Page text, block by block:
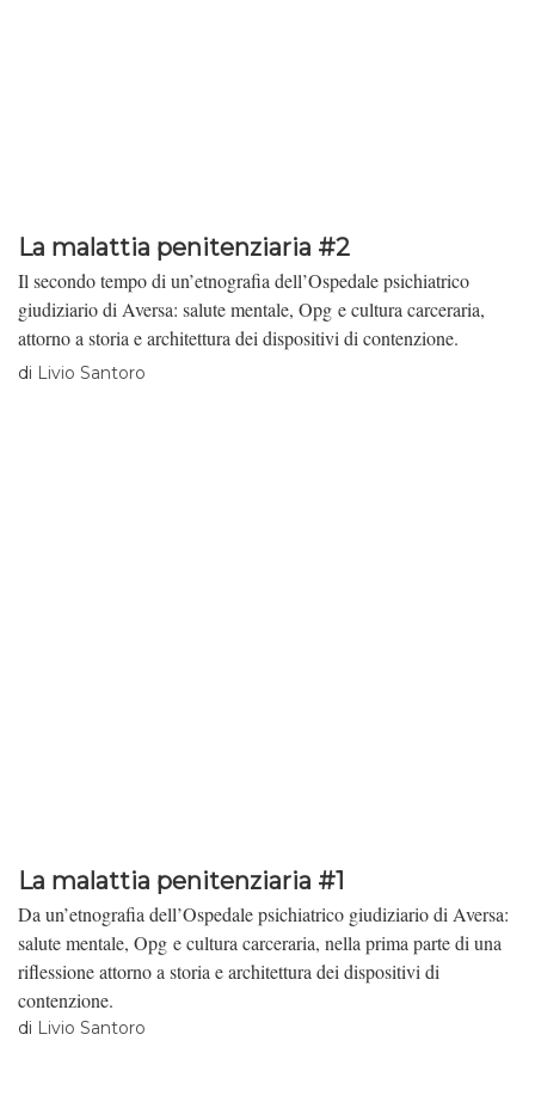
La malattia penitenziaria #2
Il secondo tempo di un’etnografia dell’Ospedale psichiatrico
giudiziario di Aversa: salute mentale, Opg e cultura carceraria,
attorno a storia e architettura dei dispositivi di contenzione.
di Livio Santoro
La malattia penitenziaria #1
Da un’etnografia dell’Ospedale psichiatrico giudiziario di Aversa:
salute mentale, Opg e cultura carceraria, nella prima parte di una
riflessione attorno a storia e architettura dei dispositivi di
contenzione.
di Livio Santoro